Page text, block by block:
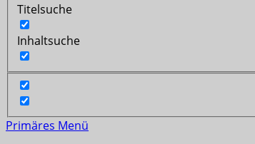
Titelsuche
Inhaltsuche
Primäres Menü